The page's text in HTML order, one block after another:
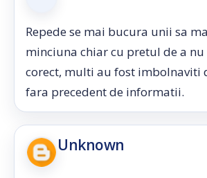
Repede se mai bucura unii sa
minciuna chiar cu pretul de a
corect, multi au fost imbolnaviti
fara precedent de informatii.
Unknown